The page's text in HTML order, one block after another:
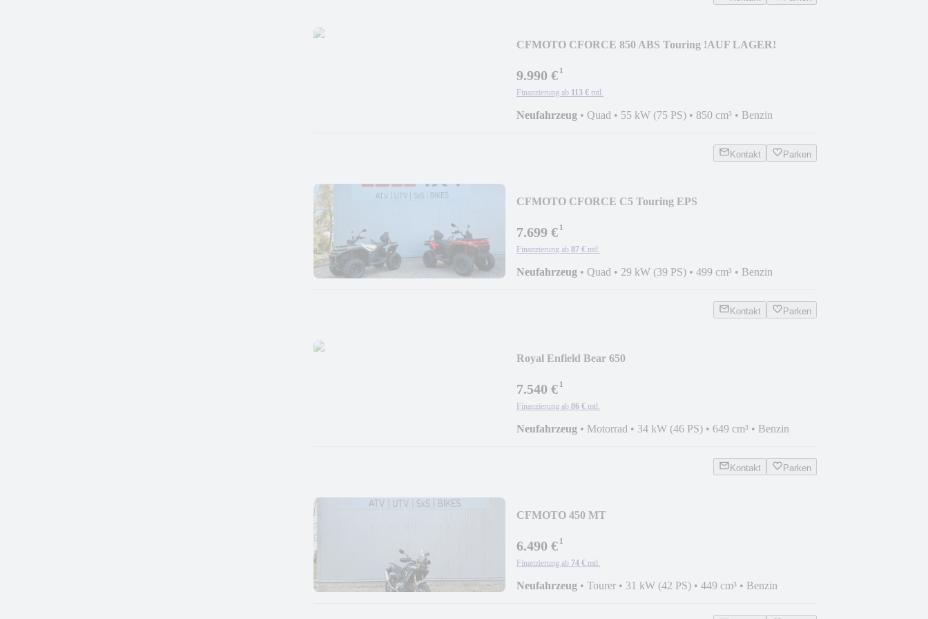
CFMOTO CFORCE 850 ABS Touring !AUF LAGER!
9.990 €¹
Finanzierung ab 113 € mtl.
Neufahrzeug • Quad • 55 kW (75 PS) • 850 cm³ • Benzin
Kontakt Parken
CFMOTO CFORCE C5 Touring EPS
7.699 €¹
Finanzierung ab 87 € mtl.
Neufahrzeug • Quad • 29 kW (39 PS) • 499 cm³ • Benzin
Kontakt Parken
Royal Enfield Bear 650
7.540 €¹
Finanzierung ab 86 € mtl.
Neufahrzeug • Motorrad • 34 kW (46 PS) • 649 cm³ • Benzin
Kontakt Parken
CFMOTO 450 MT
6.490 €¹
Finanzierung ab 74 € mtl.
Neufahrzeug • Tourer • 31 kW (42 PS) • 449 cm³ • Benzin